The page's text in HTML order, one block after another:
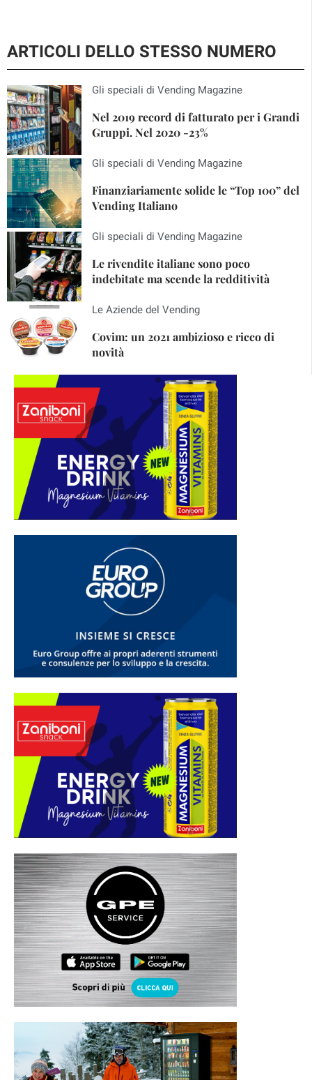
ARTICOLI DELLO STESSO NUMERO
Gli speciali di Vending Magazine
Nel 2019 record di fatturato per i Grandi
Gruppi. Nel 2020 -23%
Gli speciali di Vending Magazine
Finanziariamente solide le “Top 100” del
Vending Italiano
Gli speciali di Vending Magazine
Le rivendite italiane sono poco
indebitate ma scende la redditività
Le Aziende del Vending
Covim: un 2021 ambizioso e ricco di
novità